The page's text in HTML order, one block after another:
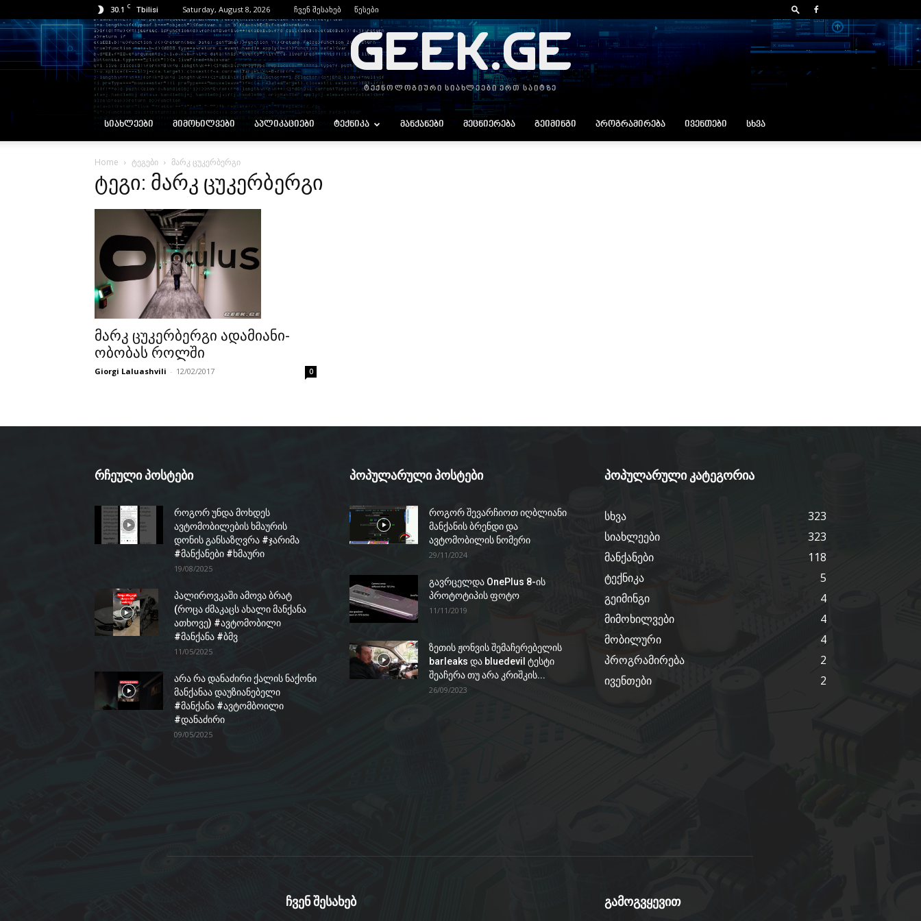
30.1 C Tbilisi Saturday, August 8, 2026 ჩვენ შესახებ წესები
GEEK.GE
ტექნოლოგიური სიახლეები ერთ საიტზე
ᲡᲘᲐᲮᲚᲔᲔᲑᲘ ᲛᲘᲛᲝᲮᲘᲚᲕᲔᲑᲘ ᲐᲞᲚᲘᲙᲐᲪᲘᲔᲑᲘ ᲢᲔᲥᲜᲘᲙᲐ ᲛᲐᲜᲥᲐᲜᲔᲑᲘ ᲛᲔᲪᲜᲘᲔᲠᲔᲑᲐ ᲒᲔᲘᲛᲘᲜᲒᲘ ᲞᲠᲝᲒᲠᲐᲛᲘᲠᲔᲑᲐ ᲘᲕᲔᲜᲗᲔᲑᲘ ᲡᲮᲕᲐ
Home ტეგები მარკ ცუკერბერგი
ტეგი: მარკ ცუკერბერგი
მარკ ცუკერბერგი ადამიანი-
ობობას როლში
Giorgi Laluashvili - 12/02/2017 0
რჩეული პოსტები
როგორ უნდა მოხდეს
ავტომობილების ხმაურის
დონის განსაზღვრა #ჯარიმა
#მანქანები #ხმაური
19/08/2025
პალიროვკაში ამოვა ბრატ
(როცა ძმაკაცს ახალი მანქანა
ათხოვე) #ავტომობილი
#მანქანა #ბმვ
11/05/2025
არა რა დანაძირი ქალის ნაქონი
მანქანაა დაუზიანებელი
#მანქანა #ავტომბოილი
#დანაძირი
09/05/2025
პოპულარული პოსტები
როგორ შევარჩიოთ იღბლიანი
მანქანის ბრენდი და
ავტომობილის ნომერი
29/11/2024
გავრცელდა OnePlus 8-ის
პროტოტიპის ფოტო
11/11/2019
ზეთის ჟონვის შემაჩერებელის
barleaks და bluedevil ტესტი
შეაჩერა თუ არა კრიშკის...
26/09/2023
პოპულარული კატეგორია
სხვა
323
სიახლეები
323
მანქანები
118
ტექნიკა
5
გეიმინგი
4
მიმოხილვები
4
მობილური
4
პროგრამირება
2
ივენთები
2
ჩვენ შესახებ გამოგვყევით